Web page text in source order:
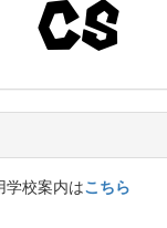
学校案内はこちら